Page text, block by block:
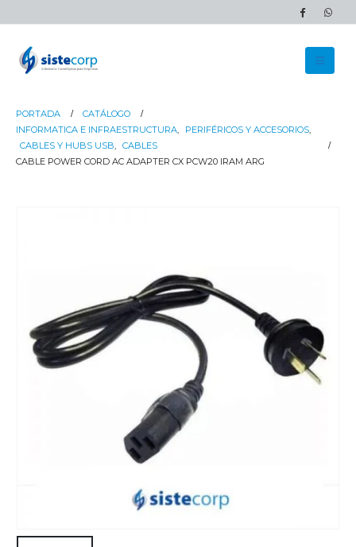
PORTADA
CATÁLOGO
INFORMATICA E INFRAESTRUCTURA, PERIFÉRICOS Y ACCESORIOS,
CABLES Y HUBS USB, CABLES
CABLE POWER CORD AC ADAPTER CX PCW20 IRAM ARG